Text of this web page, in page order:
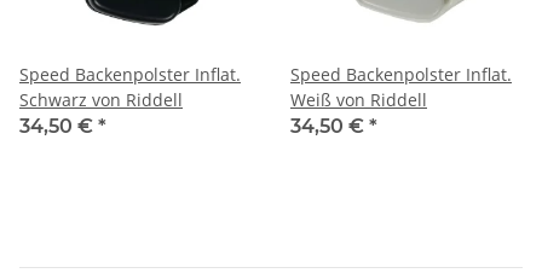
Speed Backenpolster Inflat.
Schwarz von Riddell
34,50 € *
Speed Backenpolster Inflat.
Weiß von Riddell
34,50 € *